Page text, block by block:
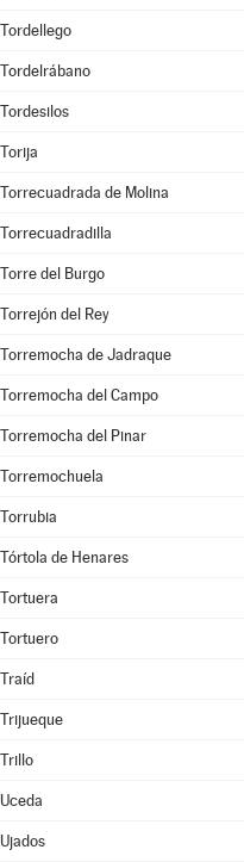
Tordellego
Tordelrábano
Tordesilos
Torija
Torrecuadrada de Molina
Torrecuadradilla
Torre del Burgo
Torrejón del Rey
Torremocha de Jadraque
Torremocha del Campo
Torremocha del Pinar
Torremochuela
Torrubia
Tórtola de Henares
Tortuera
Tortuero
Traíd
Trijueque
Trillo
Uceda
Ujados